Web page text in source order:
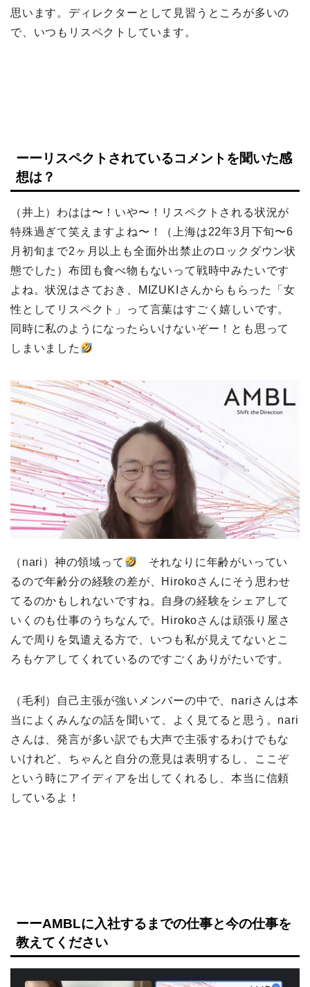
思います。ディレクターとして見習うところが多いの
で、いつもリスペクトしています。
ーーリスペクトされているコメントを聞いた感
想は？
（井上）わはは〜！いや〜！リスペクトされる状況が
特殊過ぎて笑えますよね〜！（上海は22年3月下旬〜6
月初旬まで2ヶ月以上も全面外出禁止のロックダウン状
態でした）布団も食べ物もないって戦時中みたいです
よね。状況はさておき、MIZUKIさんからもらった「女
性としてリスペクト」って言葉はすごく嬉しいです。
同時に私のようになったらいけないぞー！とも思って
しまいました
（nari）神の領域って
それなりに年齢がいってい
るので年齢分の経験の差が、Hirokoさんにそう思わせ
てるのかもしれないですね。自身の経験をシェアして
いくのも仕事のうちなんで。Hirokoさんは頑張り屋さ
んで周りを気遣える方で、いつも私が見えてないとこ
ろもケアしてくれているのですごくありがたいです。
（毛利）自己主張が強いメンバーの中で、nariさんは本
当によくみんなの話を聞いて、よく見てると思う。nari
さんは、発言が多い訳でも大声で主張するわけでもな
いけれど、ちゃんと自分の意見は表明するし、ここぞ
という時にアイディアを出してくれるし、本当に信頼
しているよ！
ーーAMBLに入社するまでの仕事と今の仕事を
教えてください